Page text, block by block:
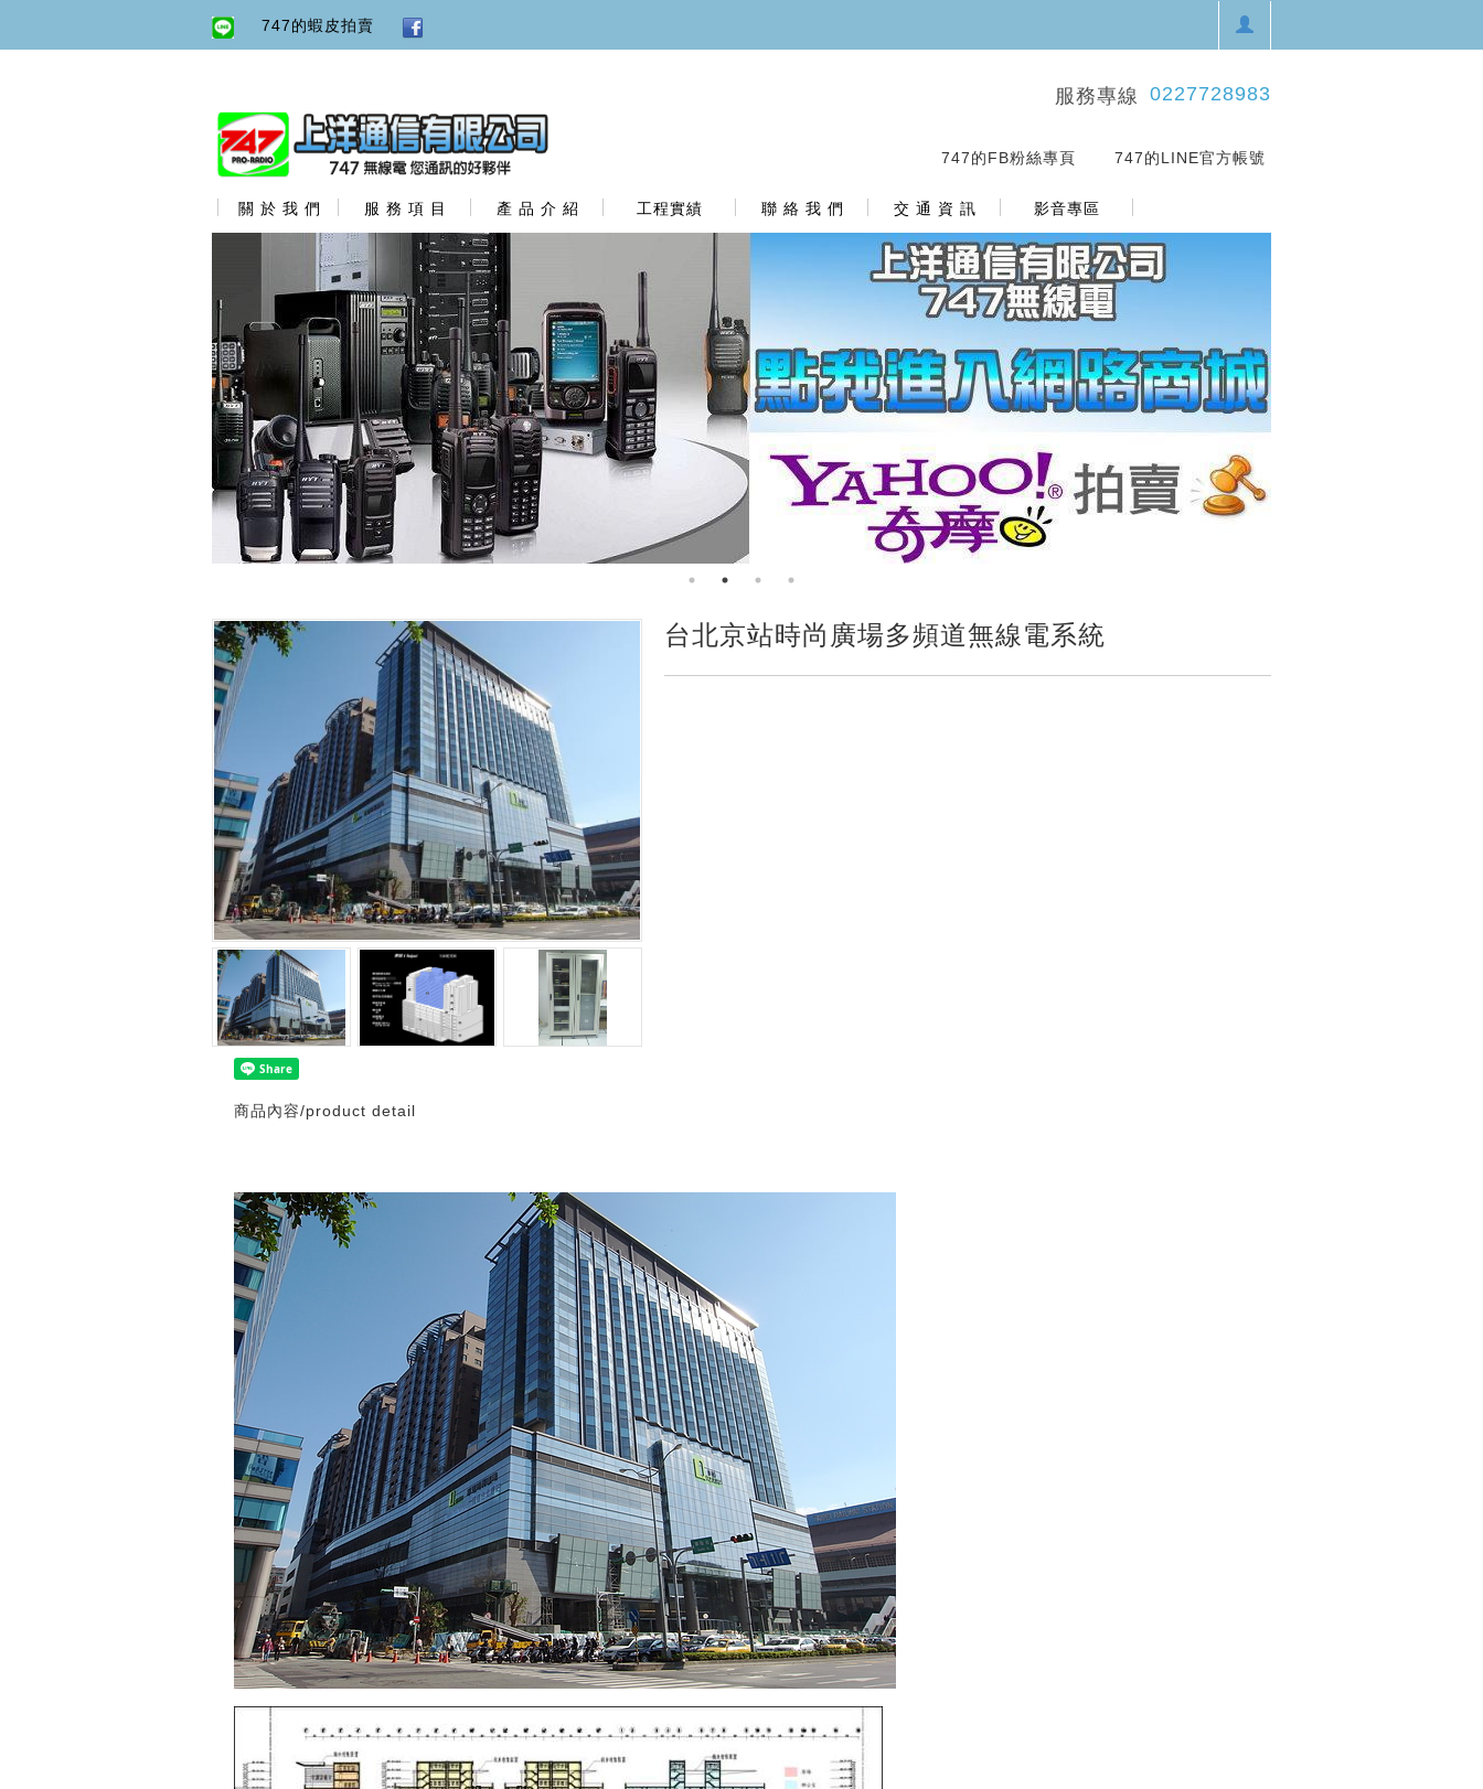
747的蝦皮拍賣
服務專線 0227728983
747的FB粉絲專頁 747的LINE官方帳號
關 於 我 們 服 務 項 目 產 品 介 紹 工程實績 聯 絡 我 們 交 通 資 訊 影音專區
台北京站時尚廣場多頻道無線電系統
商品內容/product detail